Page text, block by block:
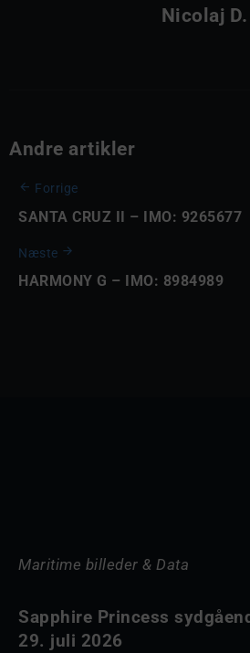
Nicolaj D.
Andre artikler
Forrige
SANTA CRUZ II – IMO: 9265677
Næste
HARMONY G – IMO: 8984989
Maritime billeder & Data
Sapphire Princess
29. juli 2026